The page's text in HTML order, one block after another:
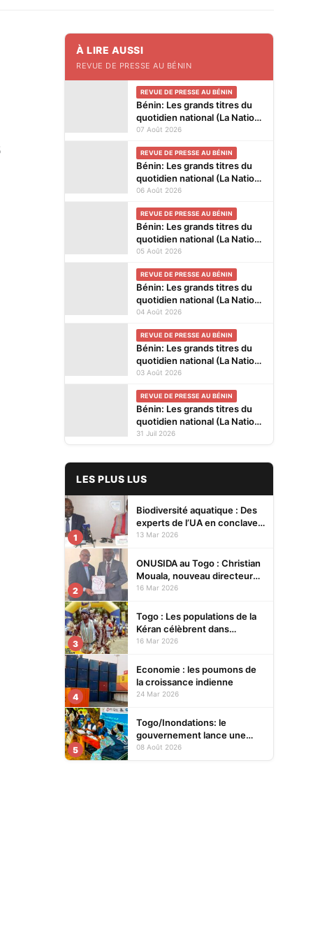
À LIRE AUSSI
REVUE DE PRESSE AU BÉNIN
REVUE DE PRESSE AU BÉNIN
Bénin: Les grands titres du
quotidien national (La Nation)
et des journaux privés en
2026
07 Août 2026
REVUE DE PRESSE AU BÉNIN
Bénin: Les grands titres du
quotidien national (La Nation)
et des journaux privés en
2026
06 Août 2026
REVUE DE PRESSE AU BÉNIN
Bénin: Les grands titres du
quotidien national (La Nation)
et des journaux privés en
2026
05 Août 2026
REVUE DE PRESSE AU BÉNIN
Bénin: Les grands titres du
quotidien national (La Nation)
et des journaux privés en
2026
04 Août 2026
REVUE DE PRESSE AU BÉNIN
Bénin: Les grands titres du
quotidien national (La Nation)
et des journaux privés en
2026
03 Août 2026
REVUE DE PRESSE AU BÉNIN
Bénin: Les grands titres du
quotidien national (La Nation)
et des journaux privés en
31 Juil 2026
LES PLUS LUS
1
Biodiversité aquatique : Des
experts de l’UA en conclave à
Lomé pour renforcer la
13 Mar 2026
2
ONUSIDA au Togo : Christian
Mouala, nouveau directeur
pays
16 Mar 2026
3
Togo : Les populations de la
Kéran célèbrent dans
l’allégresse Tislim-Difoini,
16 Mar 2026
4
Economie : les poumons de
la croissance indienne
24 Mar 2026
5
Togo/Inondations: le
gouvernement lance une
opération d’assistance aux
08 Août 2026